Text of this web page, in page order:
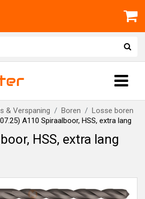
& Verspaning Boren
Losse boren
A110 Spiraalboor, HSS, extra lang
HSS, extra lang